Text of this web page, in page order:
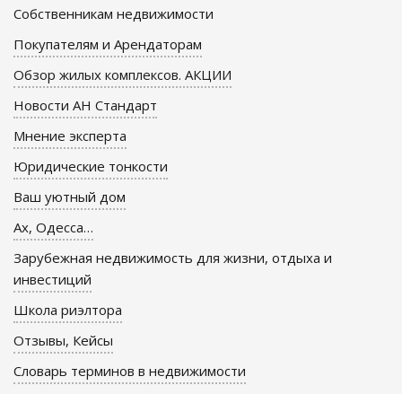
Собственникам недвижимости
Покупателям и Арендаторам
Обзор жилых комплексов. АКЦИИ
Новости АН Стандарт
Мнение эксперта
Юридические тонкости
Ваш уютный дом
Ах, Одесса…
Зарубежная недвижимость для жизни, отдыха и
инвестиций
Школа риэлтора
Отзывы, Кейсы
Словарь терминов в недвижимости